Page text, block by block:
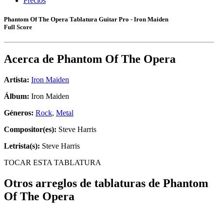
Phantom Of The Opera Tablatura Guitar Pro - Iron Maiden
Full Score
Acerca de Phantom Of The Opera
Artista: Iron Maiden
Álbum: Iron Maiden
Géneros: Rock, Metal
Compositor(es): Steve Harris
Letrista(s): Steve Harris
TOCAR ESTA TABLATURA
Otros arreglos de tablaturas de Phantom
Of The Opera